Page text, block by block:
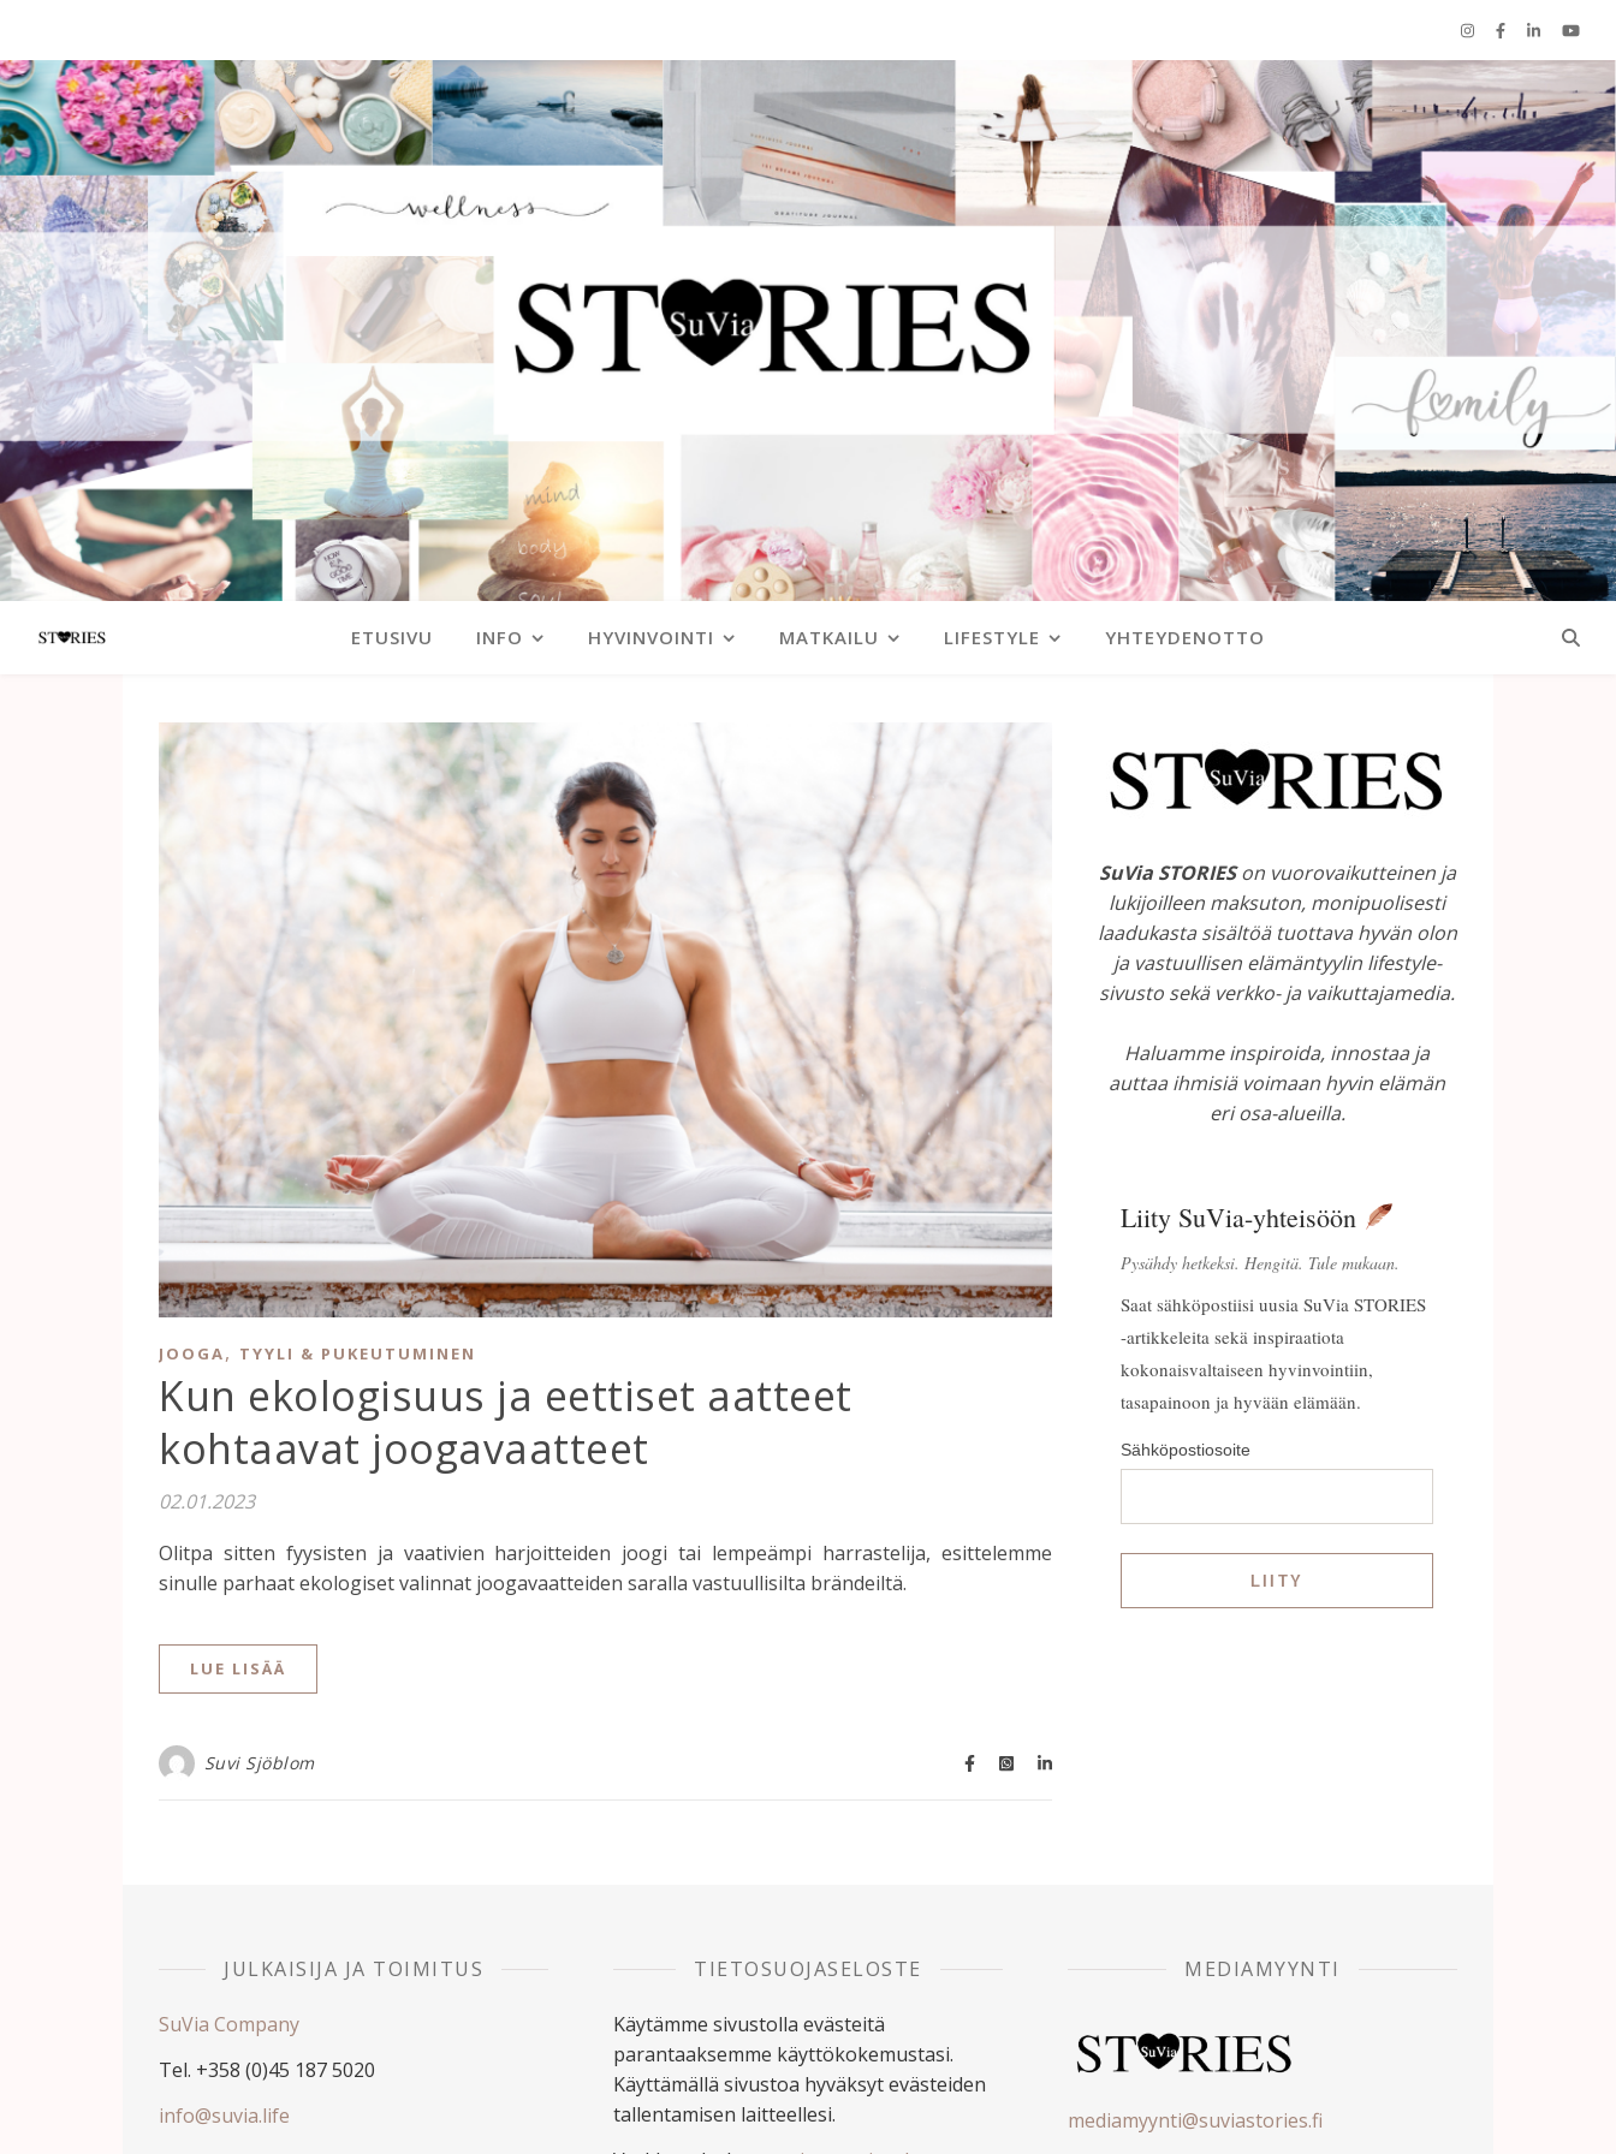
ETUSIVU INFO HYVINVOINTI MATKAILU LIFESTYLE YHTEYDENOTTO
JOOGA, TYYLI & PUKEUTUMINEN
Kun ekologisuus ja eettiset aatteet
kohtaavat joogavaatteet
02.01.2023
Olitpa sitten fyysisten ja vaativien harjoitteiden joogi tai lempeämpi harrastelija, esittelemme
sinulle parhaat ekologiset valinnat joogavaatteiden saralla vastuullisilta brändeiltä.
LUE LISÄÄ
Suvi Sjöblom
SuVia STORIESon vuorovaikutteinen ja
lukijoilleen maksuton, monipuolisesti
laadukasta sisältöä tuottava hyvän olon
ja vastuullisen elämäntyylin lifestyle-
sivusto sekä verkko- ja vaikuttajamedia.
Haluamme inspiroida, innostaa ja
auttaa ihmisiä voimaan hyvin elämän
eri osa-alueilla.
Liity SuVia-yhteisöön
Pysähdy hetkeksi. Hengitä. Tule mukaan.
Saat sähköpostiisi uusia SuVia STORIES
-artikkeleita sekä inspiraatiota
kokonaisvaltaiseen hyvinvointiin,
tasapainoon ja hyvään elämään.
Sähköpostiosoite
JULKAISIJA JA TOIMITUS
SuVia Company
Tel. +358 (0)45 187 5020
info@suvia.life
TIETOSUOJASELOSTE
Käytämme sivustolla evästeitä
parantaaksemme käyttökokemustasi.
Käyttämällä sivustoa hyväksyt evästeiden
tallentamisen laitteellesi.
MEDIAMYYNTI
mediamyynti@suviastories.fi